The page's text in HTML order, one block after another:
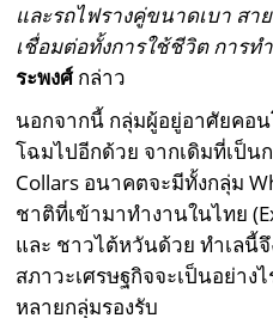
และรถไฟรางคู่ขนาดเบา ส
เชื่อมต่อทั้งการใช้ชีวิต การท
ระพงศ์กล่าว
นอกจากนี้ กลุ่มผู้อยู่อาศัยคอ
โฉมไปอีกด้วย จากเดิมที่เป็
Collars อนาคตจะมีทั้งกลุ่ม
ชาติที่เข้ามาทำงานในไทย
และ ชาวไต้หวันด้วย ทำเลนี้
สภาวะเศรษฐกิจจะเป็นอย่าง
หลายกลุ่มรองรับ